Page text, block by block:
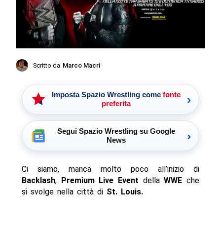
Scritto da Marco Macrì
Imposta Spazio Wrestling come fonte
preferita
›
Segui Spazio Wrestling su Google
News
›
Ci siamo, manca molto poco all’inizio di
Backlash, Premium Live Event dellaWWE che
si svolge nella città di St. Louis.